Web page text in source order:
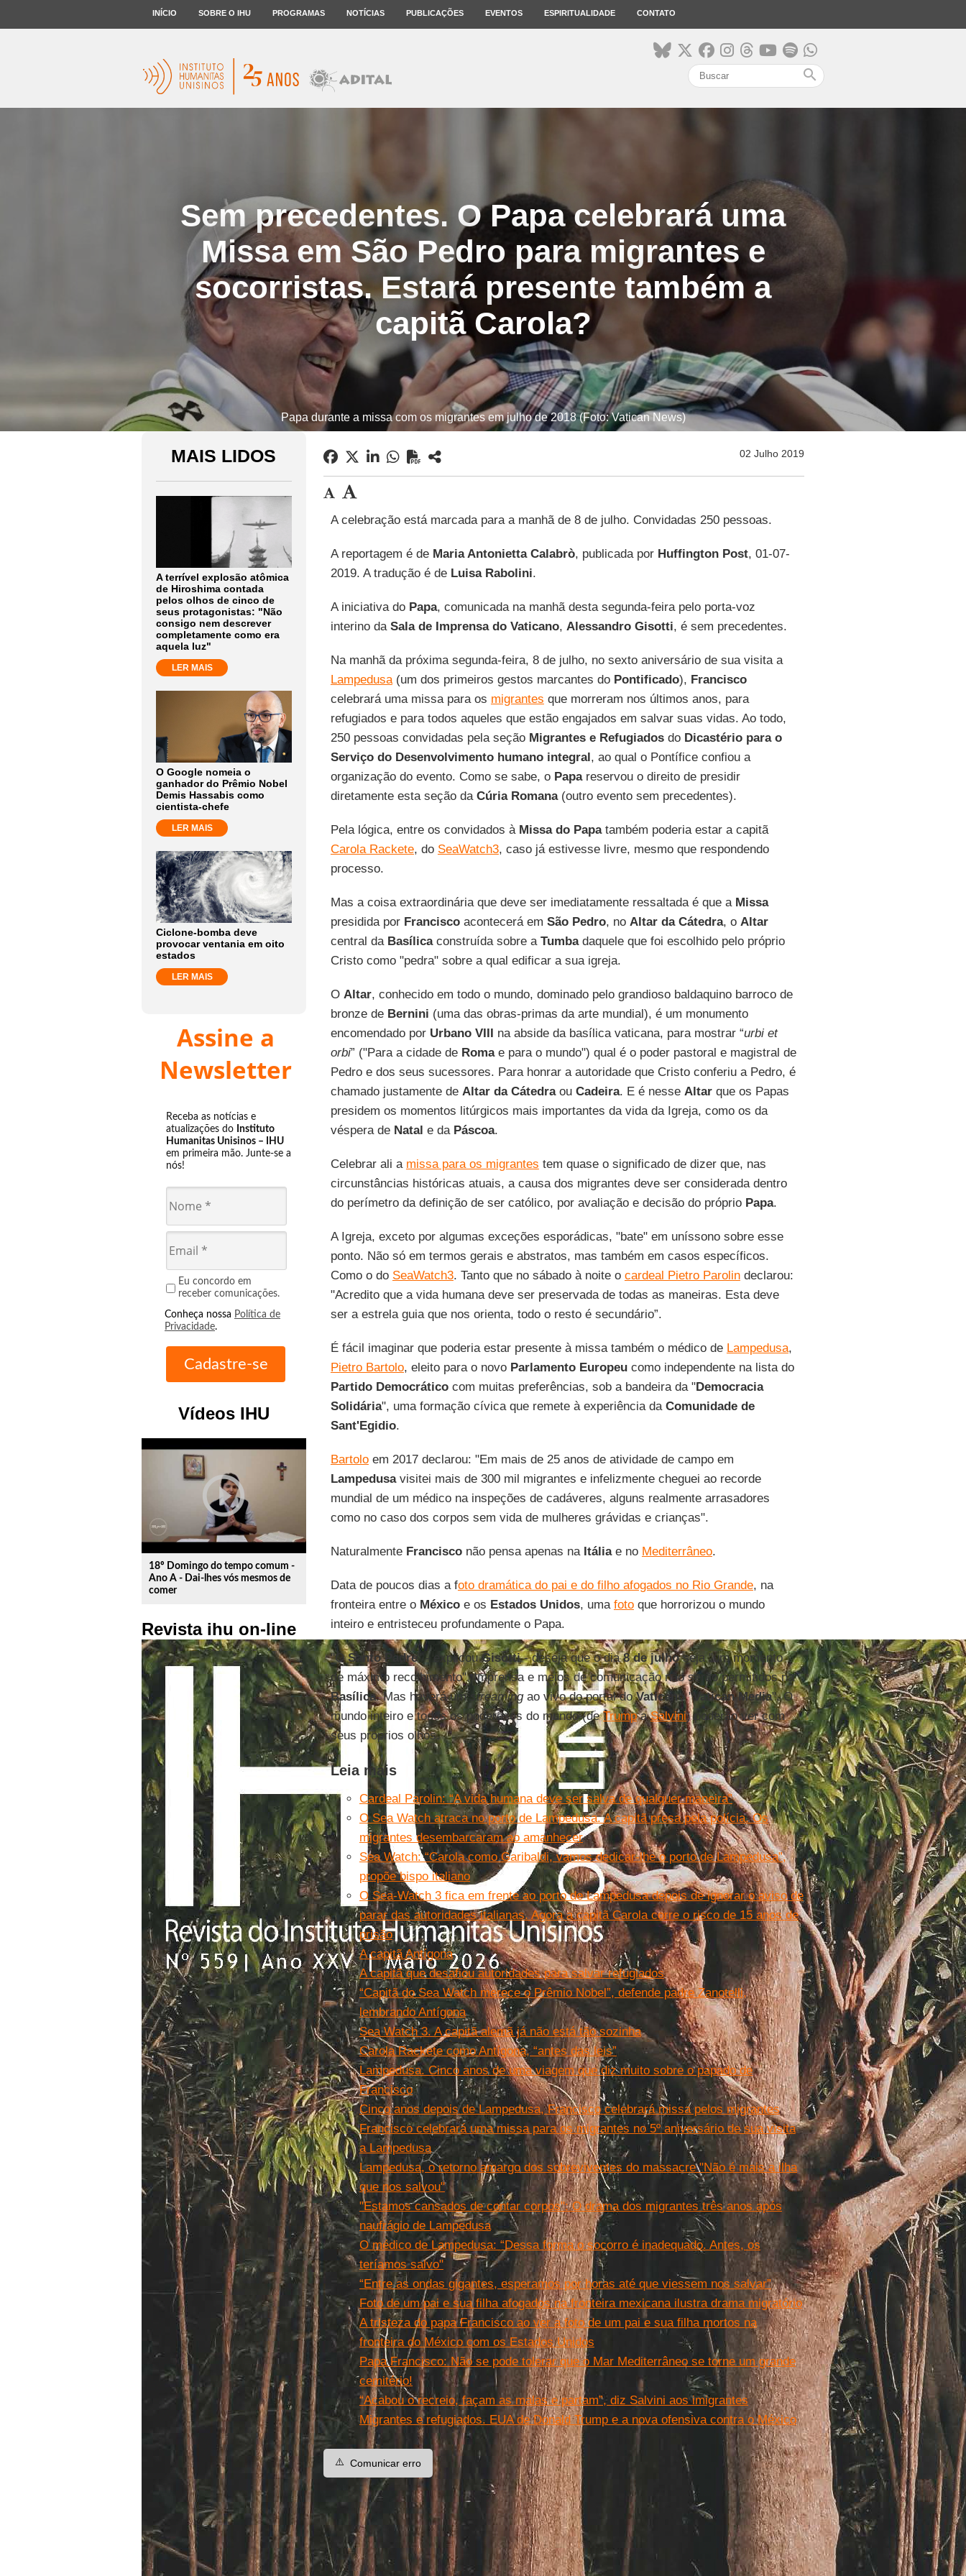
INÍCIO SOBRE O IHU PROGRAMAS NOTÍCIAS PUBLICAÇÕES EVENTOS ESPIRITUALIDADE CONTATO
search
Sem precedentes. O Papa celebrará uma
Missa em São Pedro para migrantes e
socorristas. Estará presente também a
capitã Carola?
Papa durante a missa com os migrantes em julho de 2018 (Foto: Vatican News)
MAIS LIDOS
A terrível explosão atômica
de Hiroshima contada
pelos olhos de cinco de
seus protagonistas: "Não
consigo nem descrever
completamente como era
aquela luz"
LER MAIS
O Google nomeia o
ganhador do Prêmio Nobel
Demis Hassabis como
cientista-chefe
LER MAIS
Ciclone-bomba deve
provocar ventania em oito
estados
LER MAIS
Assine a
Newsletter
Receba as notícias e
atualizações do Instituto
Humanitas Unisinos – IHU
em primeira mão. Junte-se a
nós!
Eu concordo em
receber comunicações.
Conheça nossa Política de
Privacidade.
Vídeos IHU
play_circle_outline
18º Domingo do tempo comum -
Ano A - Dai-lhes vós mesmos de
comer
Revista ihu on-line
02 Julho 2019
A celebração está marcada para a manhã de 8 de julho. Convidadas 250 pessoas.
A reportagem é de Maria Antonietta Calabrò, publicada por Huffington Post, 01-07-
2019. A tradução é de Luisa Rabolini.
A iniciativa do Papa, comunicada na manhã desta segunda-feira pelo porta-voz
interino da Sala de Imprensa do Vaticano, Alessandro Gisotti, é sem precedentes.
Na manhã da próxima segunda-feira, 8 de julho, no sexto aniversário de sua visita a
Lampedusa(um dos primeiros gestos marcantes do Pontificado), Francisco
celebrará uma missa para os migrantes que morreram nos últimos anos, para
refugiados e para todos aqueles que estão engajados em salvar suas vidas. Ao todo,
250 pessoas convidadas pela seção Migrantes e Refugiadosdo Dicastério para o
Serviço do Desenvolvimento humano integral, ao qual o Pontífice confiou a
organização do evento. Como se sabe, o Papareservou o direito de presidir
diretamente esta seção da Cúria Romana(outro evento sem precedentes).
Pela lógica, entre os convidados à Missa do Papatambém poderia estar a capitã
Carola Rackete, do SeaWatch3, caso já estivesse livre, mesmo que respondendo
processo.
Mas a coisa extraordinária que deve ser imediatamente ressaltada é que a Missa
presidida por Franciscoacontecerá em São Pedro, no Altar da Cátedra, o Altar
central da Basílicaconstruída sobre a Tumbadaquele que foi escolhido pelo próprio
Cristo como "pedra" sobre a qual edificar a sua igreja.
O Altar, conhecido em todo o mundo, dominado pelo grandioso baldaquino barroco de
bronze de Bernini (uma das obras-primas da arte mundial), é um monumento
encomendado por Urbano VIII na abside da basílica vaticana, para mostrar “urbi et
orbi” ("Para a cidade de Romae para o mundo") qual é o poder pastoral e magistral de
Pedro e dos seus sucessores. Para honrar a autoridade que Cristo conferiu a Pedro, é
chamado justamente de Altar da Cátedraou Cadeira. E é nesse Altarque os Papas
presidem os momentos litúrgicos mais importantes da vida da Igreja, como os da
véspera de Natal e da Páscoa.
Celebrar ali a missa para os migrantes tem quase o significado de dizer que, nas
circunstâncias históricas atuais, a causa dos migrantes deve ser considerada dentro
do perímetro da definição de ser católico, por avaliação e decisão do próprio Papa.
A Igreja, exceto por algumas exceções esporádicas, "bate" em uníssono sobre esse
ponto. Não só em termos gerais e abstratos, mas também em casos específicos.
Como o do SeaWatch3. Tanto que no sábado à noite o cardeal Pietro Parolindeclarou:
"Acredito que a vida humana deve ser preservada de todas as maneiras. Esta deve
ser a estrela guia que nos orienta, todo o resto é secundário”.
É fácil imaginar que poderia estar presente à missa também o médico de Lampedusa,
Pietro Bartolo, eleito para o novo Parlamento Europeucomo independente na lista do
Partido Democráticocom muitas preferências, sob a bandeira da "Democracia
Solidária", uma formação cívica que remete à experiência da Comunidade de
Sant'Egidio.
Bartoloem 2017 declarou: "Em mais de 25 anos de atividade de campo em
Lampedusavisitei mais de 300 mil migrantes e infelizmente cheguei ao recorde
mundial de um médico na inspeções de cadáveres, alguns realmente arrasadores
como no caso dos corpos sem vida de mulheres grávidas e crianças".
Naturalmente Francisconão pensa apenas na Itáliae no Mediterrâneo.
Data de poucos dias a foto dramática do pai e do filho afogados no Rio Grande, na
fronteira entre o Méxicoe os Estados Unidos, uma fotoque horrorizou o mundo
inteiro e entristeceu profundamente o Papa.
"OSanto Padre" - explicouGisotti- deseja que o dia8 de julhoseja "um momento
de máximo recolhimento". Imprensa e meios de comunicação não serão permitidos na
Basílica. Mas haverá um streamingao vivo do portal doVaticano"Vatican Media". O
mundo inteiro e todos os poderosos do mundo (deTrumpaSalvini) poderão ver com
seus próprios olhos.
Leia mais
Cardeal Parolin: “A vida humana deve ser salva de qualquer maneira”
O Sea Watch atraca no porto de Lampedusa. A capitã presa pela polícia. Os
migrantes desembarcaram ao amanhecer
Sea Watch: “Carola como Garibaldi, vamos dedicar-lhe o porto de Lampedusa”,
propõe bispo italiano
O Sea-Watch 3 fica em frente ao porto de Lampedusa depois de ignorar o aviso de
parar das autoridades italianas. Agora a capitã Carola corre o risco de 15 anos de
prisão
A capitã Antígona
A capitã que desafiou autoridades para salvar refugiados
“Capitã do Sea Watch merece o Prêmio Nobel”, defende padre Zanotelli,
lembrando Antígona
Sea Watch 3. A capitã alemã já não está tão sozinha
Carola Rackete como Antígona, “antes das leis”
Lampedusa. Cinco anos de uma viagem que diz muito sobre o papado de
Francisco
Cinco anos depois de Lampedusa, Francisco celebrará missa pelos migrantes
Francisco celebrará uma missa para os migrantes no 5º aniversário de sua visita
a Lampedusa
Lampedusa, o retorno amargo dos sobreviventes do massacre "Não é mais a ilha
que nos salvou"
"Estamos cansados de contar corpos": O drama dos migrantes três anos após
naufrágio de Lampedusa
O médico de Lampedusa: “Dessa forma o socorro é inadequado. Antes, os
teríamos salvo"
“Entre as ondas gigantes, esperamos por horas até que viessem nos salvar”
Foto de um pai e sua filha afogados na fronteira mexicana ilustra drama migratório
A tristeza do papa Francisco ao ver a foto de um pai e sua filha mortos na
fronteira do México com os Estados Unidos
Papa Francisco: Não se pode tolerar que o Mar Mediterrâneo se torne um grande
cemitério!
“Acabou o recreio, façam as malas e partam”, diz Salvini aos imigrantes
Migrantes e refugiados. EUA de Donald Trump e a nova ofensiva contra o México
⚠️ Comunicar erro